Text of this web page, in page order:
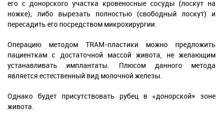
его с донорского участка кровеносные сосуды (лоскут на
ножке); либо вырезать полностью (свободный лоскут) и
пересадить его посредством микрохирургии.
Операцию методом TRAM-пластики можно предложить
пациенткам с достаточной массой живота, не желающим
устанавливать имплантаты. Плюсом данного метода
является естественный вид молочной железы.
Однако будет присутствовать рубец в «донорской» зоне
живота.